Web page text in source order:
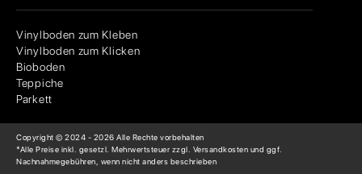
Vinylboden zum Kleben
Vinylboden zum Klicken
Bioboden
Teppiche
Parkett
Copyright © 2024 - 2026 Alle Rechte vorbehalten
*Alle Preise inkl. gesetzl. Mehrwertsteuer zzgl. Versandkosten und ggf.
Nachnahmegebühren, wenn nicht anders beschrieben